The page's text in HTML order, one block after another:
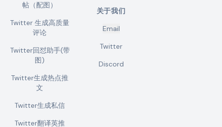
帖（配图）
Twitter 生成高质量
评论
Twitter回怼助手(带
图)
Twitter生成热点推
文
Twitter生成私信
Twitter翻译英推
关于我们
Email
Twitter
Discord